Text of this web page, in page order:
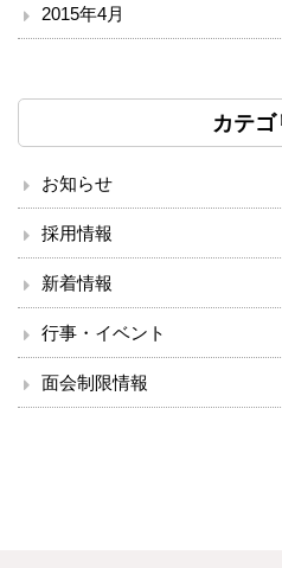
2015年4月
カテ
お知らせ
採用情報
新着情報
行事・イベント
面会制限情報